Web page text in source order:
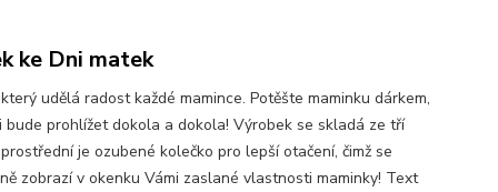
ke Dni matek
udělá radost každé mamince. Potěšte maminku dárkem,
bude prohlížet dokola a dokola! Výrobek se skladá ze tří
je ozubené kolečko pro lepší otačení, čimž se
zobrazí v okenku Vámi zaslané vlastnosti maminky! Text